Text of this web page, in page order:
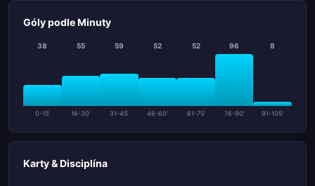
Góly podle Minuty
38
0-15'
55
16-30'
59
31-45'
52
46-60'
52
61-75'
96
76-90'
8
91-105'
Karty & Disciplína